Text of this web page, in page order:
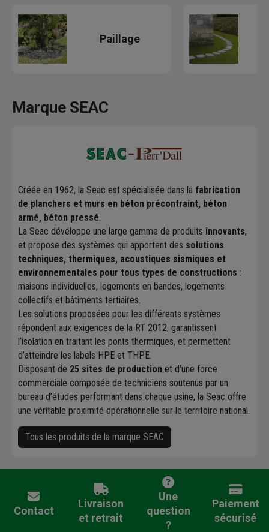
Paillage
Marque SEAC
Créée en 1962, la Seac est spécialisée dans la fabrication
de planchers et murs en béton précontraint, béton
armé, béton pressé
La Seac développe une large gamme de produits innovants,
et propose des systèmes qui apportent des solutions
techniques, thermiques, acoustiques sismiques et
environnementales pour tous types de constructions :
maisons individuelles, logements en bandes, logements
collectifs et bâtiments tertiaires.
Les solutions proposées pour les différents systèmes
répondent aux exigences de la RT 2012, garantissent
l’isolation en traitant les ponts thermiques, et permettent
d’atteindre les labels HPE et THPE.
Disposant de 25 sites de production et d’une force
commerciale composée de techniciens soutenus par un
bureau d’études performant dans chaque usine, la Seac offre
une véritable proximité opérationnelle sur le territoire national.
Tous les produits de la marque SEAC
Contact
Livraison
et retrait
Une
question
?
Paiement
sécurisé